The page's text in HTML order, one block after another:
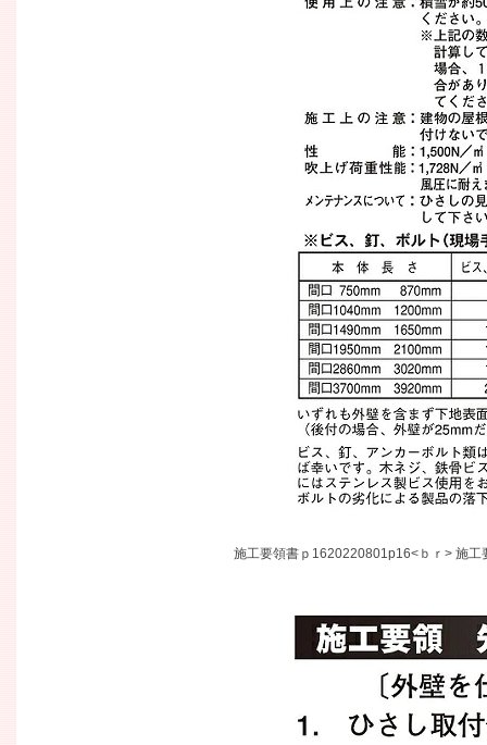
施工要領書ｐ1620220801p16<ｂｒ> 施工